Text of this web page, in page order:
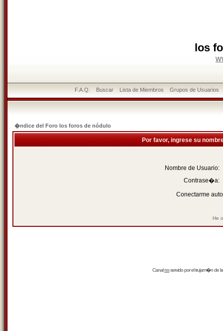
los
F.A.Q. Buscar Lista de Miembros Grupos de Usuarios
�ndice del Foro los foros de nódulo
Por favor, ingrese su
Nombre de Usuario:
Contrase�a:
Conectarme
He
Canalrssservido por eltrujam�nde